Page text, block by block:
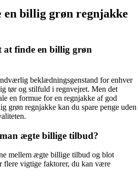
en billig grøn regnjakke
finde en billig grøn
beklædningsgenstand for enhver
tør og stilfuld i regnvejret. Men det
en formue for en regnjakke af god
grøn regnjakke kan du spare penge uden
ægte billige tilbud?
mellem ægte billige tilbud og blot
flere vigtige faktorer, du kan være